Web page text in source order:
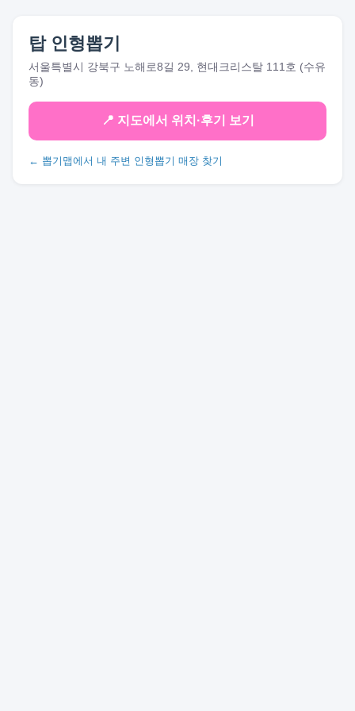
탑 인형뽑기
서울특별시 강북구 노해로8길 29, 현대크리스탈 111호 (수유
동)
📍 지도에서 위치·후기 보기
← 뽑기맵에서 내 주변 인형뽑기 매장 찾기